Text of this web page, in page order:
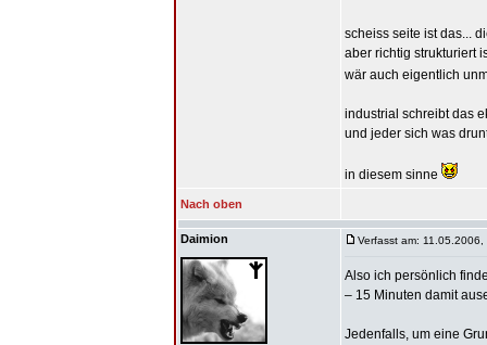
scheiss seite ist das...
aber richtig strukturiert
wär auch eigentlich
industrial schreibt das
und jeder sich was
in diesem sinne
Nach oben
Daimion Verfasst am: 11.05.2006,
Also ich persönlich
– 15 Minuten damit
Jedenfalls, um eine